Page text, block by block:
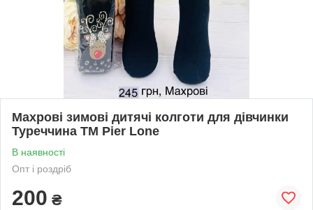
Махрові зимові дитячі колготи для дівчинки
Туреччина ТМ Pier Lone
В наявності
Опт і роздріб
200 ₴